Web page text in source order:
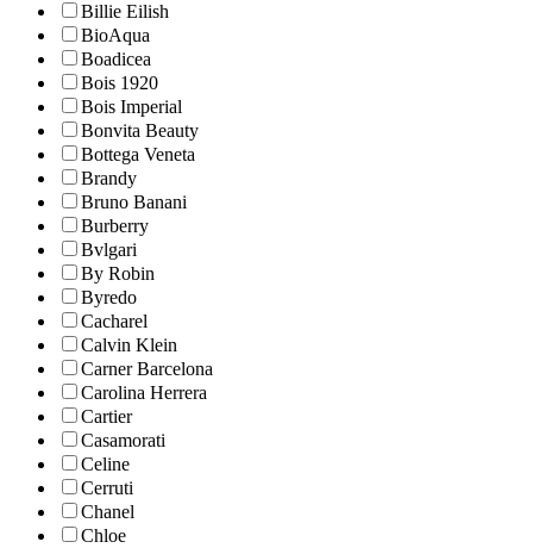
Billie Eilish
BioAqua
Boadicea
Bois 1920
Bois Imperial
Bonvita Beauty
Bottega Veneta
Brandy
Bruno Banani
Burberry
Bvlgari
By Robin
Byredo
Cacharel
Calvin Klein
Carner Barcelona
Carolina Herrera
Cartier
Casamorati
Celine
Cerruti
Chanel
Chloe